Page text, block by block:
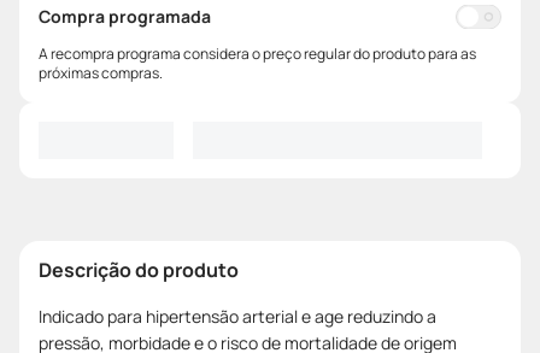
Compra programada
A recompra programa considera o preço regular do produto para as
próximas compras.
Descrição do produto
Indicado para hipertensão arterial e age reduzindo a
pressão, morbidade e o risco de mortalidade de origem